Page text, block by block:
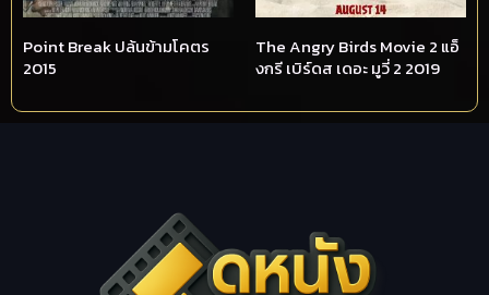
Point Break ปล้นข้ามโคตร
2015
The Angry Birds Movie 2 แอ็
งกรี เบิร์ดส เดอะ มูวี่ 2 2019